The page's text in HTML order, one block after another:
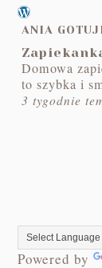
ANIA
Domowa
to szybka i
3 tygodnie
Powered by